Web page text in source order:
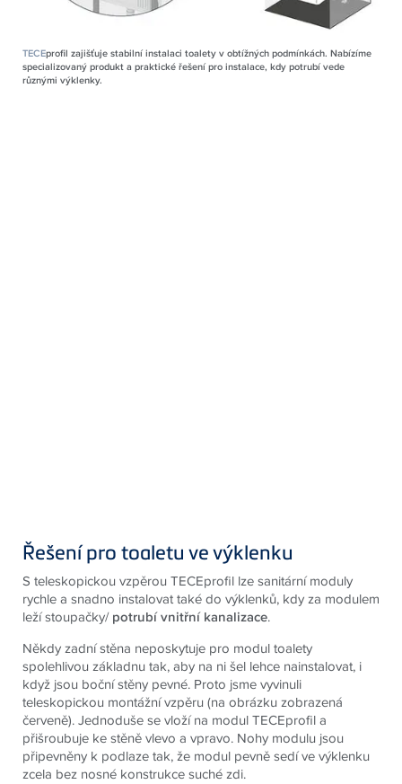
TECEprofil zajišťuje stabilní instalaci toalety v obtížných podmínkách. Nabízíme
specializovaný produkt a praktické řešení pro instalace, kdy potrubí vede
různými výklenky.
Řešení pro toaletu ve výklenku
S teleskopickou vzpěrou TECEprofil lze sanitární moduly
rychle a snadno instalovat také do výklenků, kdy za modulem
leží stoupačky/potrubívnitřní kanalizace.
Někdy zadní stěna neposkytuje pro modul toalety
spolehlivou základnu tak, aby na ni šel lehce nainstalovat, i
když jsou boční stěny pevné. Proto jsme vyvinuli
teleskopickou montážní vzpěru (na obrázku zobrazená
červeně). Jednoduše se vloží na modul TECEprofil a
přišroubuje ke stěně vlevo a vpravo. Nohy modulu jsou
připevněny k podlaze tak, že modul pevně sedí ve výklenku
zcela bez nosné konstrukce suché zdi.